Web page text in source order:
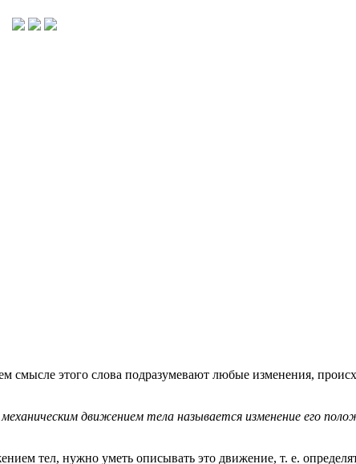
этого слова подразумевают любые изменения,
механическим движением тела называется изменение его
тел, нужно уметь описывать это движение, т. е.